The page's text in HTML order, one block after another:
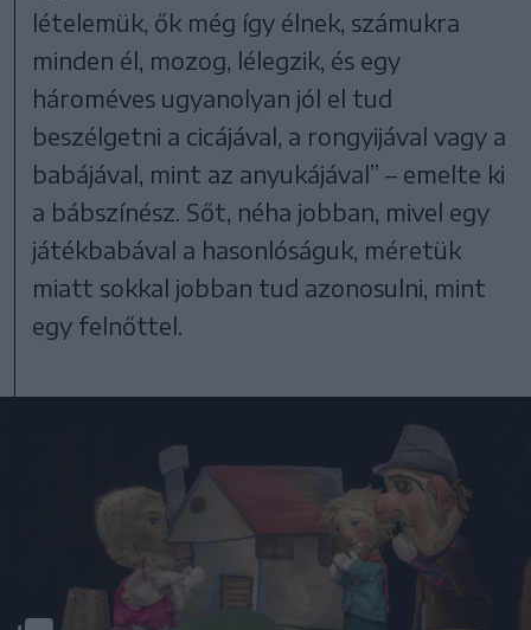
lételemük, ők még így élnek, számukra
minden él, mozog, lélegzik, és egy
hároméves ugyanolyan jól el tud
beszélgetni a cicájával, a rongyijával vagy a
babájával, mint az anyukájával” – emelte ki
a bábszínész. Sőt, néha jobban, mivel egy
játékbabával a hasonlóságuk, méretük
miatt sokkal jobban tud azonosulni, mint
egy felnőttel.